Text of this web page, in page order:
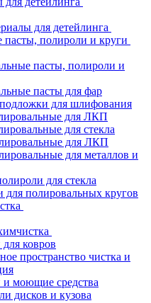
для детейлинга
полироли и круги
пасты, полироли и
пасты для фар
для шлифования
для ЛКП
для стекла
для ЛКП
для металлов и
для стекла
полировальных кругов
ковров
пространство чистка и
моющие средства
дисков и кузова